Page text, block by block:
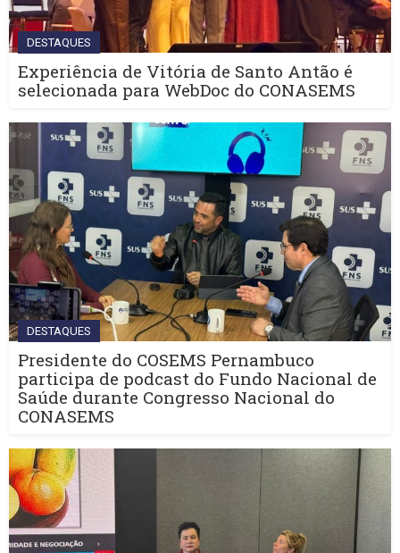
DESTAQUES
Experiência de Vitória de Santo Antão é
selecionada para WebDoc do CONASEMS
DESTAQUES
Presidente do COSEMS Pernambuco
participa de podcast do Fundo Nacional de
Saúde durante Congresso Nacional do
CONASEMS